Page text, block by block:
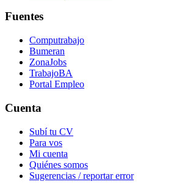
Fuentes
Computrabajo
Bumeran
ZonaJobs
TrabajoBA
Portal Empleo
Cuenta
Subí tu CV
Para vos
Mi cuenta
Quiénes somos
Sugerencias / reportar error